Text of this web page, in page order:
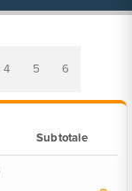
4 5 6
Subtotale